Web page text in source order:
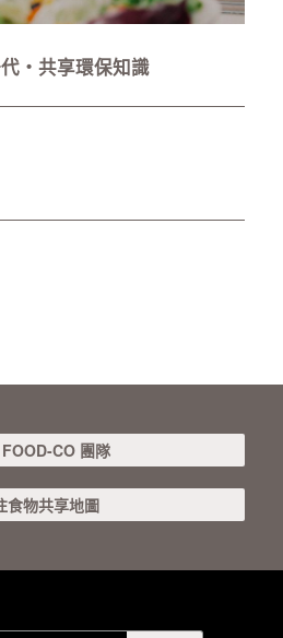
‧共享環保知識
CO 團隊
食物共享地圖